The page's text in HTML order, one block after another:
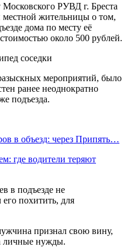
РУВД г. Бреста
местной жительницы о том,
дома по месту её
около 500 рублей.
мероприятий, было
ранее неоднократно
подъезда.
в объезд: через Припять…
где водители теряют
в подъезде не
похитить, для
признал свою вину,
личные нужды.